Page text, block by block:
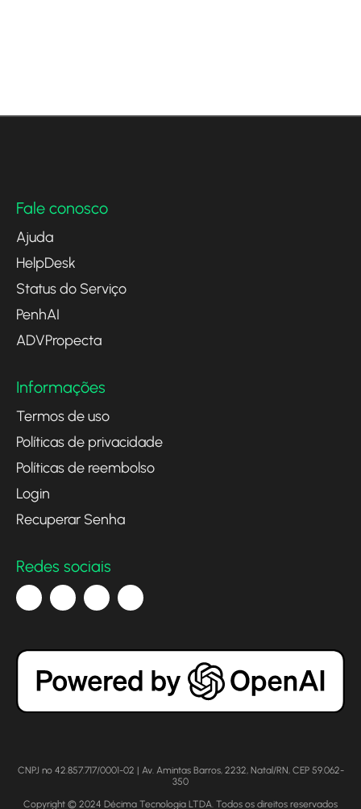
Fale conosco
Ajuda
HelpDesk
Status do Serviço
PenhAI
ADVPropecta
Informações
Termos de uso
Políticas de privacidade
Políticas de reembolso
Login
Recuperar Senha
Redes sociais
CNPJ nº 42.857.717/0001-02 | Av. Amintas Barros, 2232, Natal/RN, CEP 59.062-
350
Copyright © 2024 Décima Tecnologia LTDA. Todos os direitos reservados